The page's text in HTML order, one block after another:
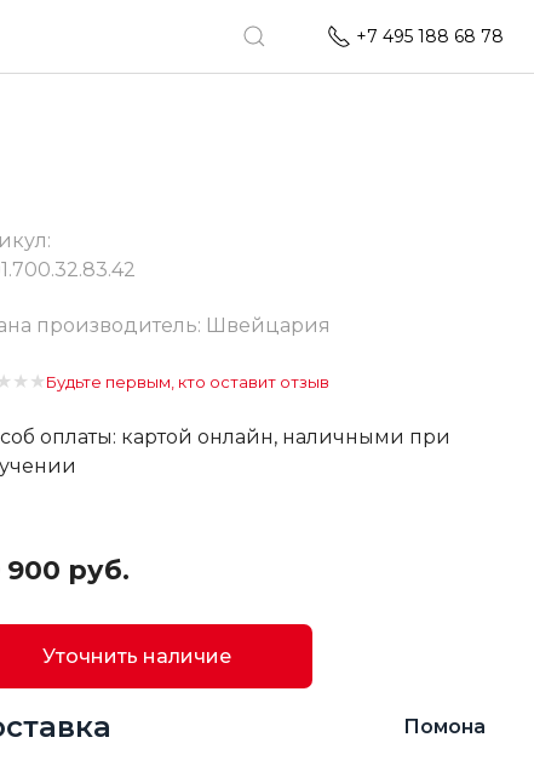
+7 495 188 68 78
производитель: Швейцария
★ ★Будьте первым, кто оставит отзыв
оплаты: картой онлайн, наличными при
900 руб.
Уточнить наличие
Помона